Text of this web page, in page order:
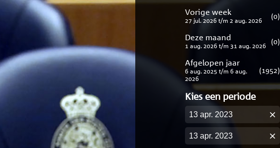
Vorige week
27 jul. 2026 t/m 2 aug. 2026
(0)
Deze maand
1 aug. 2026 t/m 31 aug. 2026
(0)
Afgelopen jaar
6 aug. 2025 t/m 6 aug.
2026
(1952)
Kies een periode
Startdatum
Einddatum